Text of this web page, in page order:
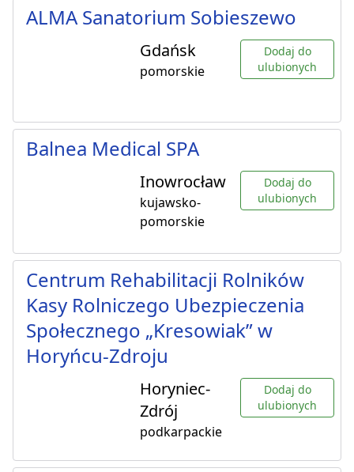
ALMA Sanatorium Sobieszewo
Gdańsk
pomorskie
Dodaj do
ulubionych
Balnea Medical SPA
Inowrocław
kujawsko-
pomorskie
Dodaj do
ulubionych
Centrum Rehabilitacji Rolników
Kasy Rolniczego Ubezpieczenia
Społecznego „Kresowiak” w
Horyńcu-Zdroju
Horyniec-
Zdrój
podkarpackie
Dodaj do
ulubionych